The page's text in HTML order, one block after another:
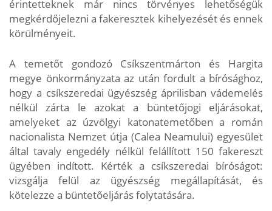
érintetteknek már nincs törvényes lehetőségük
megkérdőjelezni a fakeresztek kihelyezését és ennek
körülményeit.
A temetőt gondozó Csíkszentmárton és Hargita
megye önkormányzata az után fordult a bírósághoz,
hogy a csíkszeredai ügyészség áprilisban vádemelés
nélkül zárta le azokat a büntetőjogi eljárásokat,
amelyeket az úzvölgyi katonatemetőben a román
nacionalista Nemzet útja (Calea Neamului) egyesület
által tavaly engedély nélkül felállított 150 fakereszt
ügyében indított. Kérték a csíkszeredai bíróságot:
vizsgálja felül az ügyészség megállapítását, és
kötelezze a büntetőeljárás folytatására.